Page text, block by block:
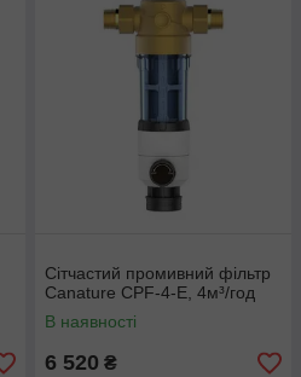
Сітчастий промивний фільтр
Canature CPF-4-Е, 4м³/год
В наявності
6 520 ₴